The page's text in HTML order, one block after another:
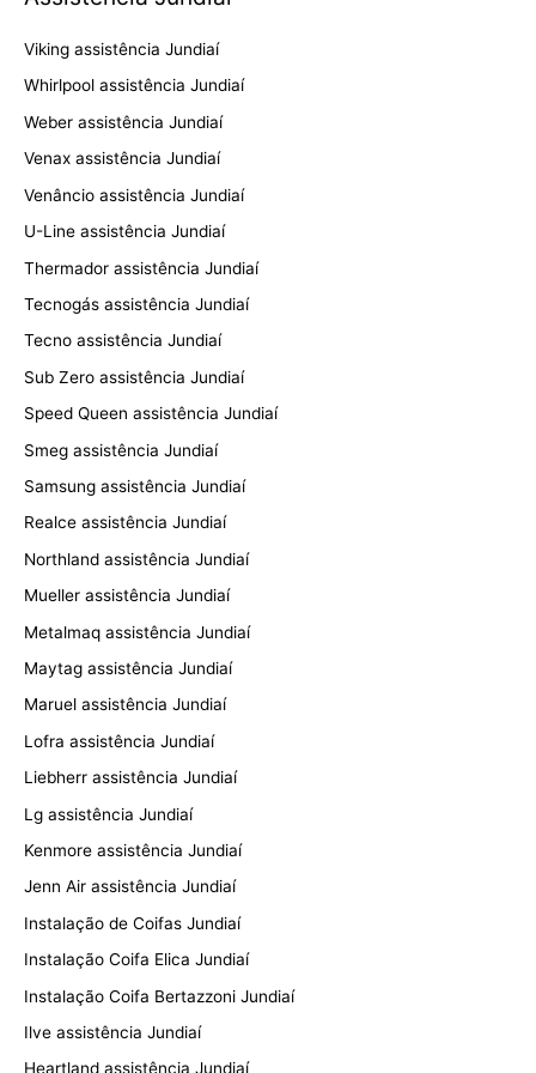
Viking assistência Jundiaí
Whirlpool assistência Jundiaí
Weber assistência Jundiaí
Venax assistência Jundiaí
Venâncio assistência Jundiaí
U-Line assistência Jundiaí
Thermador assistência Jundiaí
Tecnogás assistência Jundiaí
Tecno assistência Jundiaí
Sub Zero assistência Jundiaí
Speed Queen assistência Jundiaí
Smeg assistência Jundiaí
Samsung assistência Jundiaí
Realce assistência Jundiaí
Northland assistência Jundiaí
Mueller assistência Jundiaí
Metalmaq assistência Jundiaí
Maytag assistência Jundiaí
Maruel assistência Jundiaí
Lofra assistência Jundiaí
Liebherr assistência Jundiaí
Lg assistência Jundiaí
Kenmore assistência Jundiaí
Jenn Air assistência Jundiaí
Instalação de Coifas Jundiaí
Instalação Coifa Elica Jundiaí
Instalação Coifa Bertazzoni Jundiaí
Ilve assistência Jundiaí
Heartland assistência Jundiaí